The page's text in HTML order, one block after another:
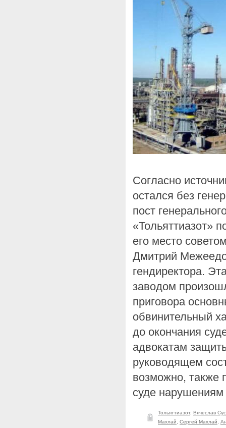
Согласно
остался без
пост
«Тольяттиазот»
его место
Дмитрий
гендиректора.
заводом
приговора
обвинительный
до окончания
адвокатам
руководящем
возможно, также
суде
Тольяттиазот, Вячеслав
Махлай
Сергей Махлай